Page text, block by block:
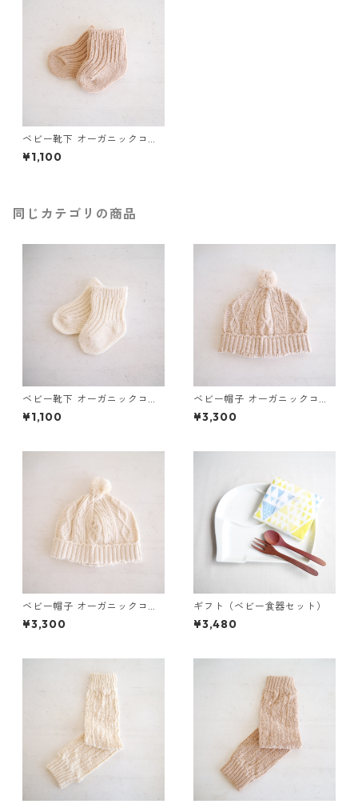
ベビー靴下 オーガニックコッ
トン（ブラウン）
¥1,100
同じカテゴリの商品
ベビー靴下 オーガニックコッ
トン（ナチュラル）
¥1,100
ベビー帽子 オーガニックコッ
トン（ブラウン）
¥3,300
ベビー帽子 オーガニックコッ
トン（ナチュラル）
¥3,300
ギフト（ベビー食器セット）
¥3,480